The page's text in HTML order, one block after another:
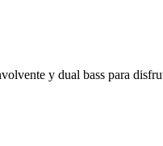
y dual bass para